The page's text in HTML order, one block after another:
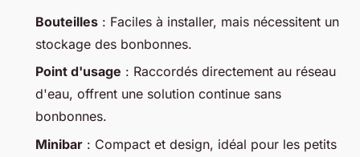
Bouteilles : Faciles à installer, mais nécessitent un
stockage des bonbonnes.
Point d'usage : Raccordés directement au réseau
d'eau, offrent une solution continue sans
bonbonnes.
Minibar : Compact et design, idéal pour les petits